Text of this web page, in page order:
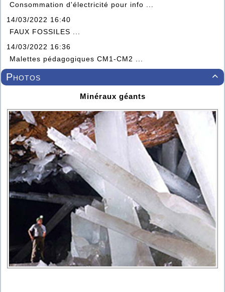
Consommation d'électricité pour info ...
14/03/2022 16:40
FAUX FOSSILES ...
14/03/2022 16:36
Malettes pédagogiques CM1-CM2 ...

Photos
Minéraux géants